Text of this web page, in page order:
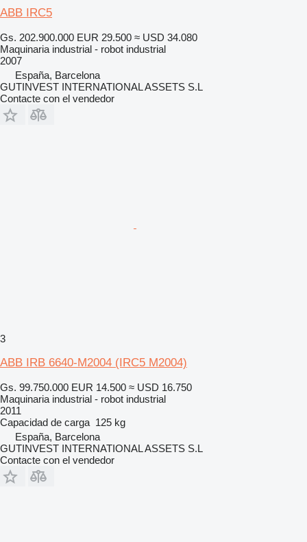
ABB IRC5
Gs. 202.900.000 EUR 29.500 ≈ USD 34.080
Maquinaria industrial - robot industrial
2007
España, Barcelona
GUTINVEST INTERNATIONAL ASSETS S.L
Contacte con el vendedor
3
ABB IRB 6640-M2004 (IRC5 M2004)
Gs. 99.750.000 EUR 14.500 ≈ USD 16.750
Maquinaria industrial - robot industrial
2011
Capacidad de carga 125 kg
España, Barcelona
GUTINVEST INTERNATIONAL ASSETS S.L
Contacte con el vendedor